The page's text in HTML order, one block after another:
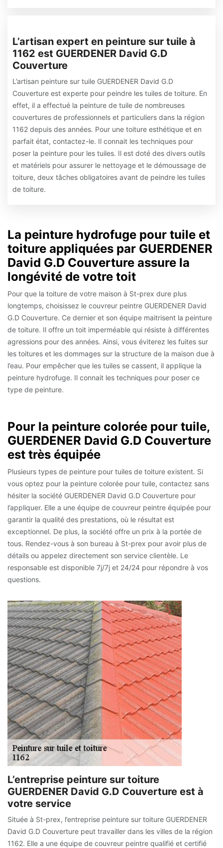
L’artisan expert en peinture sur tuile à
1162 est GUERDENER David G.D
Couverture
L’artisan peinture sur tuile GUERDENER David G.D
Couverture est experte pour peindre les tuiles de toiture. En
effet, il a effectué la peinture de tuile de nombreuses
couvertures de professionnels et particuliers dans la région
1162 depuis des années. Pour une toiture esthétique et en
parfait état, contactez-le. Il connait les techniques pour
poser la peinture pour les tuiles. Il est doté des divers outils
et matériels pour assurer le nettoyage et le démoussage de
toiture, deux tâches obligatoires avant de peindre les tuiles
de toiture.
La peinture hydrofuge pour tuile et
toiture appliquées par GUERDENER
David G.D Couverture assure la
longévité de votre toit
Pour que la toiture de votre maison à St-prex dure plus
longtemps, choisissez le couvreur peintre GUERDENER David
G.D Couverture. Ce dernier et son équipe maitrisent la peinture
de toiture. Il offre un toit imperméable qui résiste à différentes
agressions pour des années. Ainsi, vous éviterez les fuites sur
les toitures et les dommages sur la structure de la maison due à
l’eau. Pour empêcher que les tuiles se cassent, il applique la
peinture hydrofuge. Il connait les techniques pour poser ce
type de peinture.
Pour la peinture colorée pour tuile,
GUERDENER David G.D Couverture
est très équipée
Plusieurs types de peinture pour tuiles de toiture existent. Si
vous optez pour la peinture colorée pour tuile, contactez sans
hésiter la société GUERDENER David G.D Couverture pour
l’appliquer. Elle a une équipe de couvreur peintre équipée pour
garantir la qualité des prestations, où le résultat est
exceptionnel. De plus, la société offre un prix à la portée de
tous. Rendez-vous à son bureau à St-prex pour avoir plus de
détails ou appelez directement son service clientèle. Le
responsable est disponible 7j/7j et 24/24 pour répondre à vos
questions.
L’entreprise peinture sur toiture
GUERDENER David G.D Couverture est à
votre service
Située à St-prex, l’entreprise peinture sur toiture GUERDENER
David G.D Couverture peut travailler dans les villes de la région
1162. Elle a une équipe de couvreur peintre qualifié et certifié